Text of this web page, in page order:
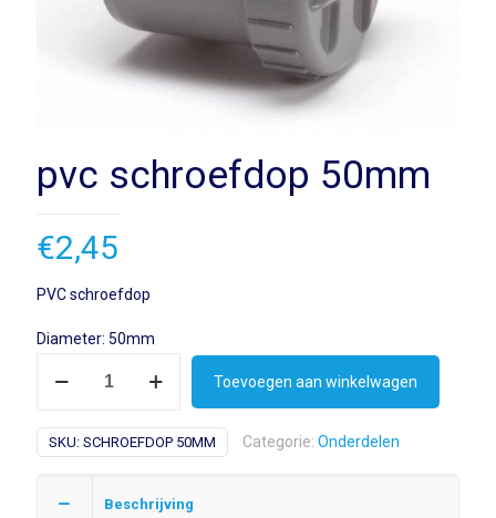
pvc schroefdop 50mm
€2,45
PVC schroefdop
Diameter: 50mm
schroefdop
hoeveelheid
Toevoegen aan winkelwagen
SKU: SCHROEFDOP 50MM Categorie: Onderdelen
Beschrijving